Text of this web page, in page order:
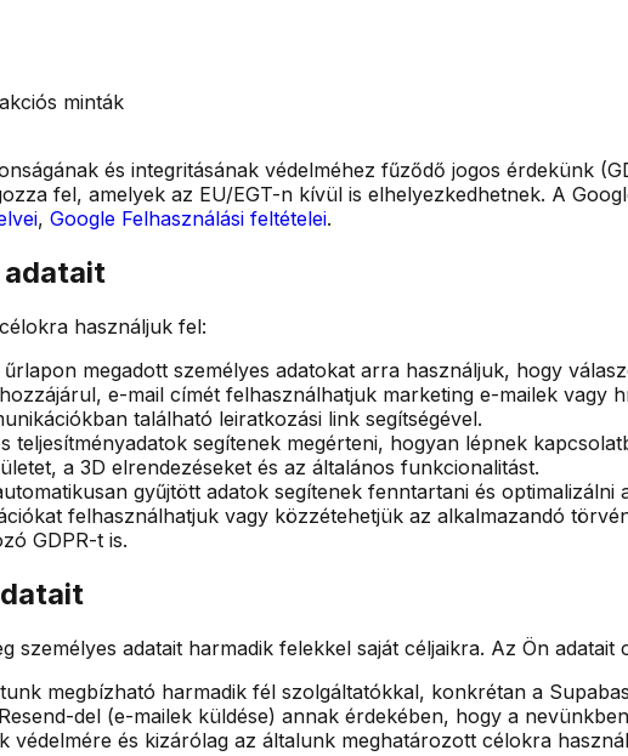
minták
és integritásának védelméhez fűződő jogos érdekünk
fel, amelyek az EU/EGT-n kívül is elhelyezkedhetnek. A
, Google Felhasználási feltételei.
adatait
használjuk fel:
megadott személyes adatokat arra használjuk, hogy
e-mail címét felhasználhatjuk marketing e-mailek vagy
található leiratkozási link segítségével.
teljesítményadatok segítenek megérteni, hogyan lépnek
a 3D elrendezéseket és az általános funkcionalitást.
gyűjtött adatok segítenek fenntartani és optimalizálni
felhasználhatjuk vagy közzétehetjük az alkalmazandó
GDPR-t is.
személyes adatait harmadik felekkel saját céljaikra. Az Ön
megbízható harmadik fél szolgáltatókkal, konkrétan a
del (e-mailek küldése) annak érdekében, hogy a
védelmére és kizárólag az általunk meghatározott célokra